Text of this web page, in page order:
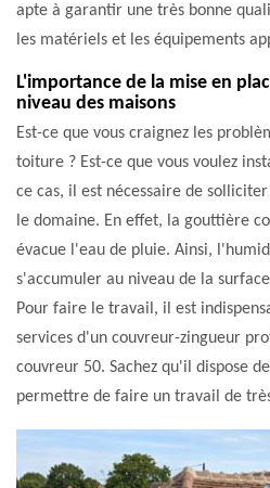
apte à garantir une très bonne
les matériels et les équipements
L'importance de la mise en
niveau des maisons
Est-ce que vous craignez les
toiture ? Est-ce que vous voulez
ce cas, il est nécessaire de
le domaine. En effet, la gouttière
évacue l'eau de pluie. Ainsi,
s'accumuler au niveau de la
Pour faire le travail, il est
services d'un couvreur-zingueur
couvreur 50. Sachez qu'il dispose
permettre de faire un travail de